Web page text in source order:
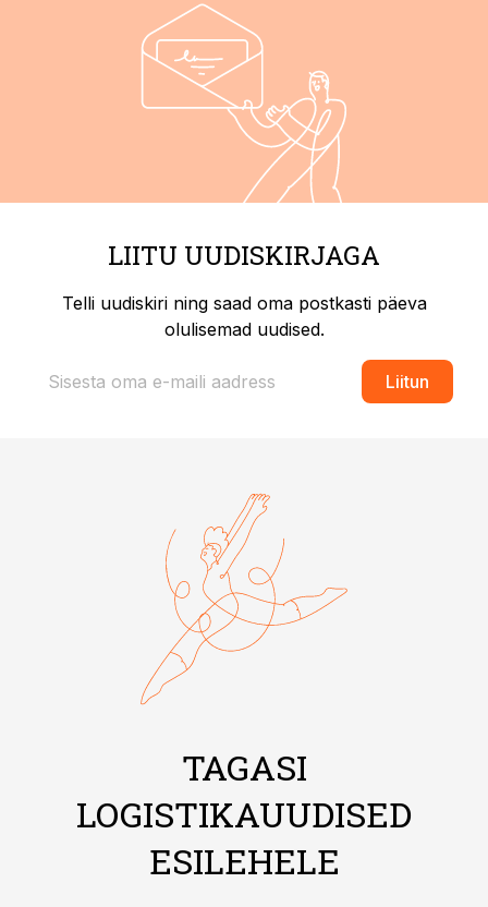
LIITU UUDISKIRJAGA
Telli uudiskiri ning saad oma postkasti päeva
olulisemad uudised.
Liitun
TAGASI
LOGISTIKAUUDISED
ESILEHELE